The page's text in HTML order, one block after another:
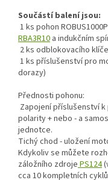
Součástí balení jsou:
1 ks pohon
RBA3R10 a indukčním
2 ks odblokovacího klíče
1 ks příslušenství pro
dorazy)
Přednosti pohonu:
Zapojení příslušenství
polarity + nebo - a
jednotce.
Tichý chod - uložení
Kdykoliv se můžete
záložního zdrojePS124
cca 10 kompletních